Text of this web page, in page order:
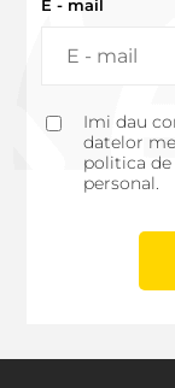
E - mail
Imi dau
datelor
politica
personal.